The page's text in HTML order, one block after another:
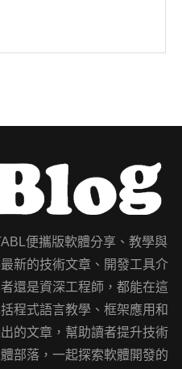
便攜版軟體分享、教學與
新的技術文章、開發工具介
還是資深工程師，都能在這
程式語言教學、框架應用和
的文章，幫助讀者提升技術
部落，一起探索軟體開發的